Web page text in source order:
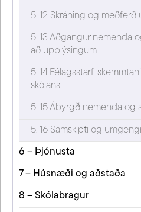
5. 12 Skráning og meðferð
5. 13 Aðgangur nemenda
að upplýsingum
5. 14 Félagsstarf,
skólans
5. 15 Ábyrgð nemenda og
5. 16 Samskipti og
6 – Þjónusta
7 – Húsnæði og aðstaða
8 – Skólabragur